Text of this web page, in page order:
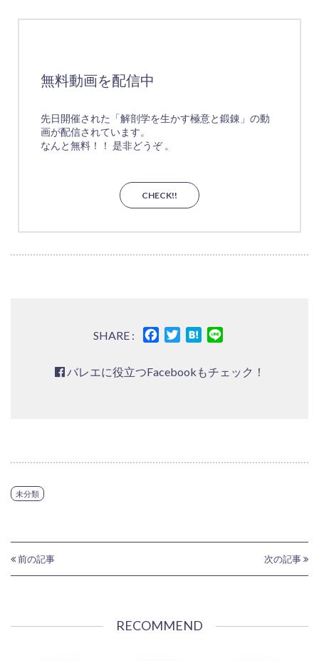
無料動画を配信中
先日開催された「解剖学を生かす極意と鍛錬」の動
画が配信されています。
なんと無料！！ 是非どうぞ 。
CHECK!!
SHARE : FacebookTwitterHatena
バレエに役立つFacebookもチェック！
未分類
前の記事 次の記事
RECOMMEND